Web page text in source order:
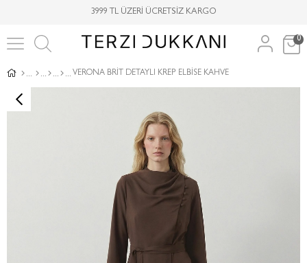
3999 TL ÜZERİ ÜCRETSİZ KARGO
0
VERONA BRİT DETAYLI KREP ELBİSE KAHVE